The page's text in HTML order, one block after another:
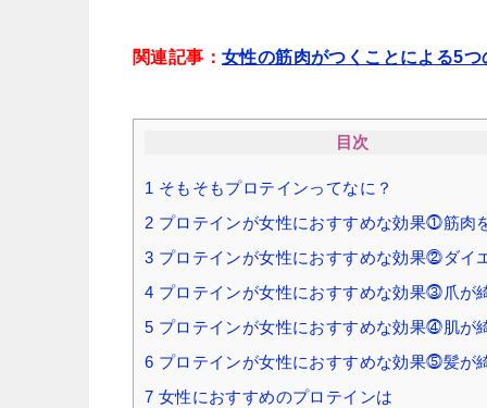
関連記事： 女性の筋肉がつくことによる5
目次
1 そもそもプロテインってなに？
2 プロテインが女性におすすめな効果⓵筋肉
3 プロテインが女性におすすめな効果⓶ダイ
4 プロテインが女性におすすめな効果⓷爪が
5 プロテインが女性におすすめな効果⓸肌が
6 プロテインが女性におすすめな効果⓹髪が
7 女性におすすめのプロテインは